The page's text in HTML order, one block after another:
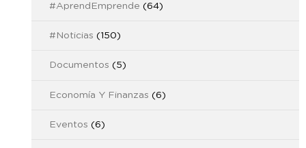
#AprendEmprende (64)
#Noticias (150)
Documentos (5)
Economía Y Finanzas (6)
Eventos (6)